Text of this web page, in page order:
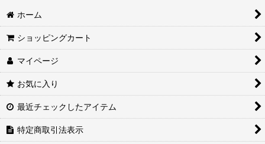
八大守護神 千手観音菩薩（子年）
八大守護神 虚空蔵菩薩（丑・寅年）
八大守護神 文殊菩薩（卯年）
八大守護神 普賢菩薩（辰・巳年）
八大守護神 勢至菩薩（午年）
八大守護神 大日如来（未・申年）
ホーム
ショッピングカート
マイページ
お気に入り
最近チェックしたアイテム
特定商取引法表示